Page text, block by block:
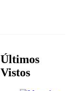
Últimos
Vistos